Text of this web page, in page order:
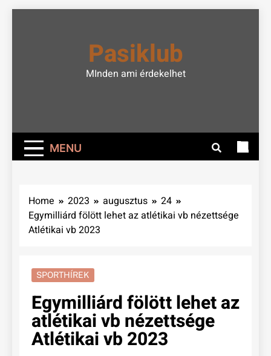
Pasiklub
MInden ami érdekelhet
MENU
Home 2023 augusztus
24
Egymilliárd fölött lehet az atlétikai vb nézettsége
Atlétikai vb 2023
SPORTHÍREK
Egymilliárd fölött lehet az
atlétikai vb nézettsége
Atlétikai vb 2023